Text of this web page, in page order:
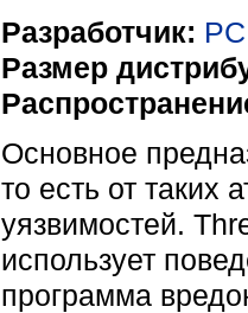
Разработчик:
Размер
Основное
то есть от таких
уязвимостей.
использует
программа